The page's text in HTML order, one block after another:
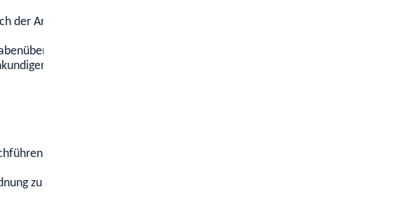
Angaben zur geplanten Wartung und Instandhaltung der baulichen
an diese Person
Personen
werden Lageplan der Arbeitsstätte und Grundrisszeichnung
zu den Arbeitsräumen,